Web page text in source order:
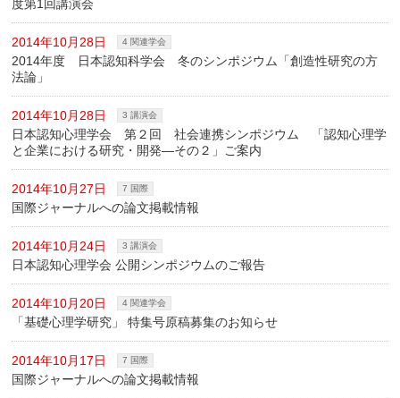
度第1回講演会
2014年10月28日 4 関連学会
2014年度 日本認知科学会 冬のシンポジウム「創造性研究の方
法論」
2014年10月28日 3 講演会
日本認知心理学会 第２回 社会連携シンポジウム 「認知心理学
と企業における研究・開発―その２」ご案内
2014年10月27日 7 国際
国際ジャーナルへの論文掲載情報
2014年10月24日 3 講演会
日本認知心理学会 公開シンポジウムのご報告
2014年10月20日 4 関連学会
「基礎心理学研究」 特集号原稿募集のお知らせ
2014年10月17日 7 国際
国際ジャーナルへの論文掲載情報